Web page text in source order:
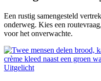
Een rustig samengesteld
onderweg. Kies een
voor het onverwachte.
Uitgelicht